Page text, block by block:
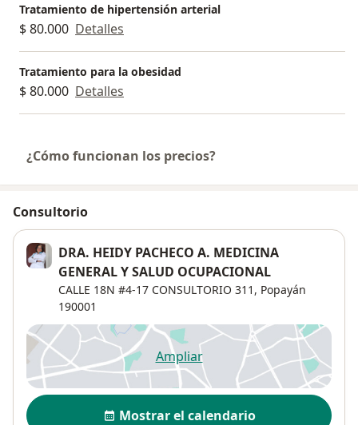
Tratamiento de hipertensión arterial
$ 80.000 Detalles
Tratamiento para la obesidad
$ 80.000 Detalles
¿Cómo funcionan los precios?
Consultorio
DRA. HEIDY PACHECO A. MEDICINA
GENERAL Y SALUD OCUPACIONAL
CALLE 18N #4-17 CONSULTORIO 311, Popayán
190001
Ampliarse abre en una nueva
Disponibilidad
Mostrar el calendario